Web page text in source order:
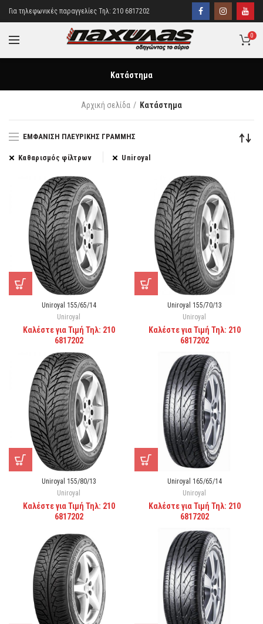
Για τηλεφωνικές παραγγελίες Τηλ: 210 6817202
0
Κατάστημα
Αρχική σελίδα Κατάστημα
ΕΜΦΆΝΙΣΗ ΠΛΕΥΡΙΚΉΣ ΓΡΑΜΜΉΣ
Καθαρισμός φίλτρων Uniroyal
Uniroyal 155/65/14
Uniroyal
Καλέστε για Τιμή Τηλ: 210
6817202
Uniroyal 155/70/13
Uniroyal
Καλέστε για Τιμή Τηλ: 210
6817202
Uniroyal 155/80/13
Uniroyal
Καλέστε για Τιμή Τηλ: 210
6817202
Uniroyal 165/65/14
Uniroyal
Καλέστε για Τιμή Τηλ: 210
6817202